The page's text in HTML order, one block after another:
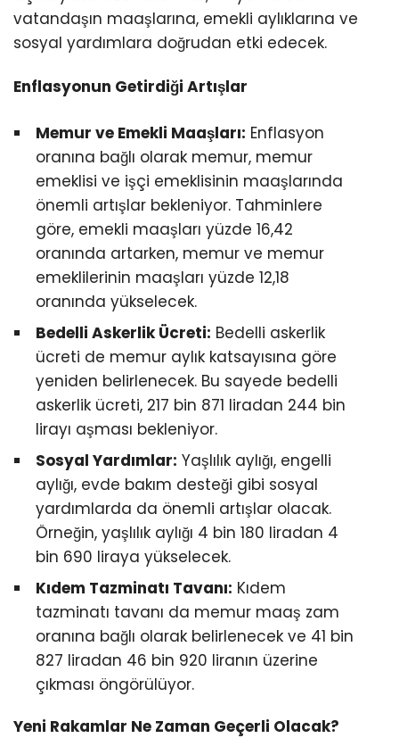
vatandaşın maaşlarına, emekli aylıklarına ve
sosyal yardımlara doğrudan etki edecek.
Enflasyonun Getirdiği Artışlar
Memur ve Emekli Maaşları: Enflasyon
oranına bağlı olarak memur, memur
emeklisi ve işçi emeklisinin maaşlarında
önemli artışlar bekleniyor. Tahminlere
göre, emekli maaşları yüzde 16,42
oranında artarken, memur ve memur
emeklilerinin maaşları yüzde 12,18
oranında yükselecek.
Bedelli Askerlik Ücreti: Bedelli askerlik
ücreti de memur aylık katsayısına göre
yeniden belirlenecek. Bu sayede bedelli
askerlik ücreti, 217 bin 871 liradan 244 bin
lirayı aşması bekleniyor.
Sosyal Yardımlar: Yaşlılık aylığı, engelli
aylığı, evde bakım desteği gibi sosyal
yardımlarda da önemli artışlar olacak.
Örneğin, yaşlılık aylığı 4 bin 180 liradan 4
bin 690 liraya yükselecek.
Kıdem Tazminatı Tavanı: Kıdem
tazminatı tavanı da memur maaş zam
oranına bağlı olarak belirlenecek ve 41 bin
827 liradan 46 bin 920 liranın üzerine
çıkması öngörülüyor.
Yeni Rakamlar Ne Zaman Geçerli Olacak?